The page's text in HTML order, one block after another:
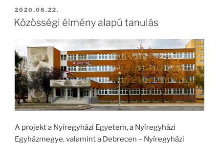
Egyházmegye
Közösségfejlesztési
BEKÜLDVE:
2020.06.22.
Közösségi élmény alapú tanulás
A projekt a Nyíregyházi Egyetem, a Nyíregyházi
Egyházmegye, valamint a Debrecen – Nyíregyházi